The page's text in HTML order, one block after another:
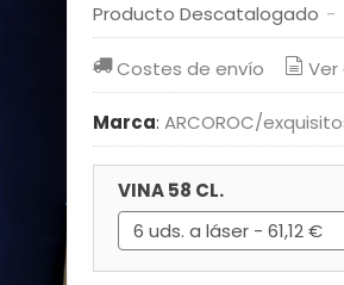
Producto Descatalogado -
Costes de envío Ver
Marca: ARCOROC/
VINA 58 CL.